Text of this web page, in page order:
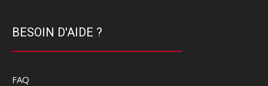
BESOIN D'AIDE ?
FAQ